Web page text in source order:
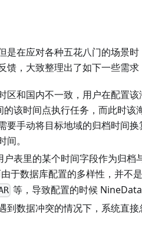
在应对各种五花八门的场景
，大致整理出了如下一些需求
区和国内不一致，用户在配置
该时间点执行任务，而此时该
要手动将目标地域的归档时间
。
户表里的某个时间字段作为归档
于数据库配置的多样性，并不
等，导致配置的时候 NineData
到数据冲突的情况下，系统直